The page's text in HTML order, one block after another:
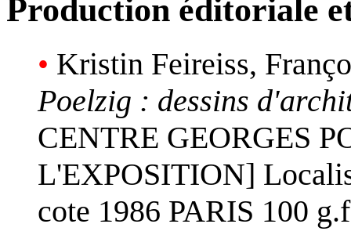
Production éditoriale
• Kristin Feireiss,
Poelzig : dessins
CENTRE GEORGES
L'EXPOSITION]
cote 1986 PARIS 100